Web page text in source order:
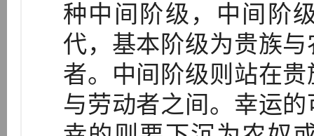
种中间阶级，中间阶
代，基本阶级为贵族
者。中间阶级则站在
与劳动者之间。幸运